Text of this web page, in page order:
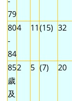
79
80
-
84
4 11(15) 32
85
歲
及
2 5 (7) 20